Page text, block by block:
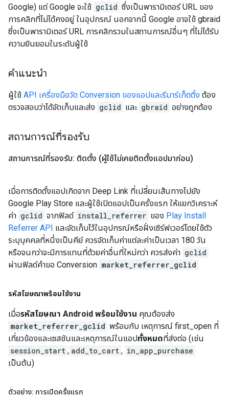
Google) แต่ Google จะใช้ gclid ซึ่งเป็นพารามิเตอร์ URL ของ
การคลิกที่ไม่ได้คงอยู่ ในอุปกรณ์ นอกจากนี้ Google อาจใช้ gbraid
ซึ่งเป็นพารามิเตอร์ URL การคลิกรวมในสถานการณ์อื่นๆ ที่ไม่ได้รับ
ความยินยอมในระดับผู้ใช้
คำแนะนำ
ผู้ใช้ API เครื่องมือวัด Conversion ของแอปและรีมาร์เก็ตติ้ง ต้อง
ตรวจสอบว่าได้จัดเก็บและส่ง gclid และ gbraid อย่างถูกต้อง
สถานการณ์ที่รองรับ
สถานการณ์ที่รองรับ: ติดตั้ง (ผู้ใช้ไม่เคยติดตั้งแอปมาก่อน)
เมื่อการติดตั้งแอปเกิดจาก Deep Link ที่เปลี่ยนเส้นทางไปยัง
Google Play Store และผู้ใช้เปิดแอปเป็นครั้งแรก ให้แยกวิเคราะห์
ค่า gclid จากฟิลด์ install_referrer ของ Play Install
Referrer API และจัดเก็บไว้ในอุปกรณ์หรือฝั่งเซิร์ฟเวอร์โดยใช้ตัว
ระบุบุคคลที่หนึ่งเป็นคีย์ ควรจัดเก็บค่าแต่ละค่าเป็นเวลา 180 วัน
หรือจนกว่าจะมีการแทนที่ด้วยค่าอื่นที่ใหม่กว่า ควรส่งค่า gclid
ผ่านฟิลด์คำขอ Conversion market_referrer_gclid
รหัสโฆษณาพร้อมใช้งาน
เมื่อรหัสโฆษณา Android พร้อมใช้งาน คุณต้องส่ง
market_referrer_gclid พร้อมกับ เหตุการณ์ first_open ที่
เกี่ยวข้องและเซสชันและเหตุการณ์ในแอปทั้งหมดที่ส่งต่อ (เช่น
session_start , add_to_cart , in_app_purchase
เป็นต้น)
ตัวอย่าง: การเปิดครั้งแรก